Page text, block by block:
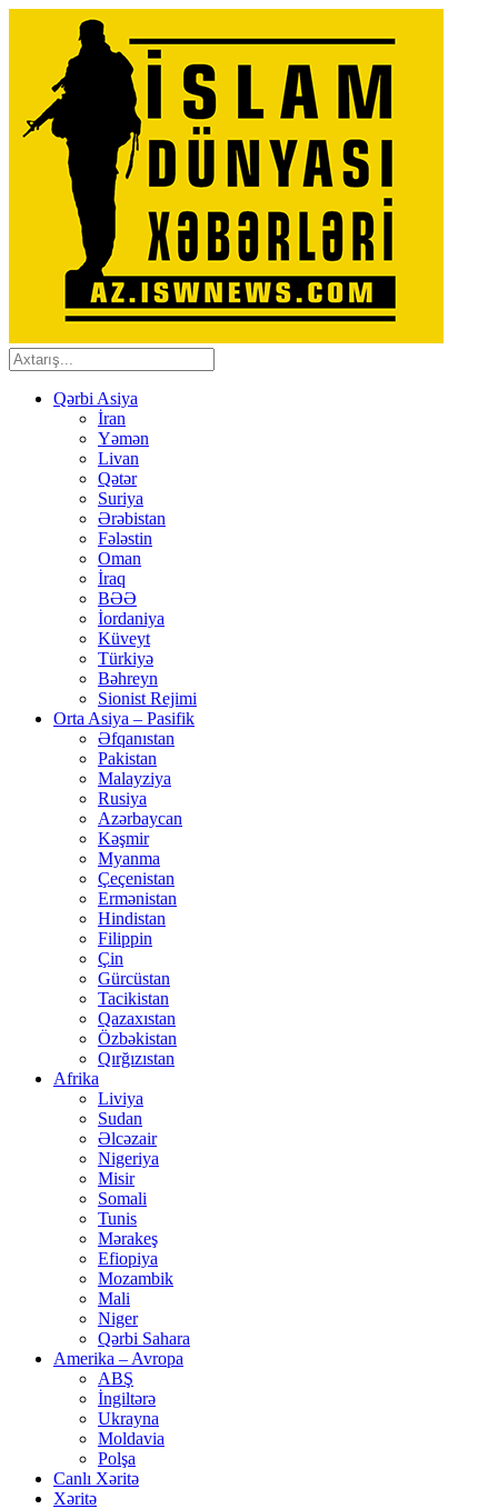
Qərbi Asiya
İran
Yəmən
Livan
Qətər
Suriya
Ərəbistan
Fələstin
Oman
İraq
BƏƏ
İordaniya
Küveyt
Türkiyə
Bəhreyn
Sionist Rejimi
Orta Asiya – Pasifik
Əfqanıstan
Pakistan
Malayziya
Rusiya
Azərbaycan
Kəşmir
Myanma
Çeçenistan
Ermənistan
Hindistan
Filippin
Çin
Gürcüstan
Tacikistan
Qazaxıstan
Özbəkistan
Qırğızıstan
Afrika
Liviya
Sudan
Əlcəzair
Nigeriya
Misir
Somali
Tunis
Mərakeş
Efiopiya
Mozambik
Mali
Niger
Qərbi Sahara
Amerika – Avropa
ABŞ
İngiltərə
Ukrayna
Moldavia
Polşa
Canlı Xəritə
Xəritə